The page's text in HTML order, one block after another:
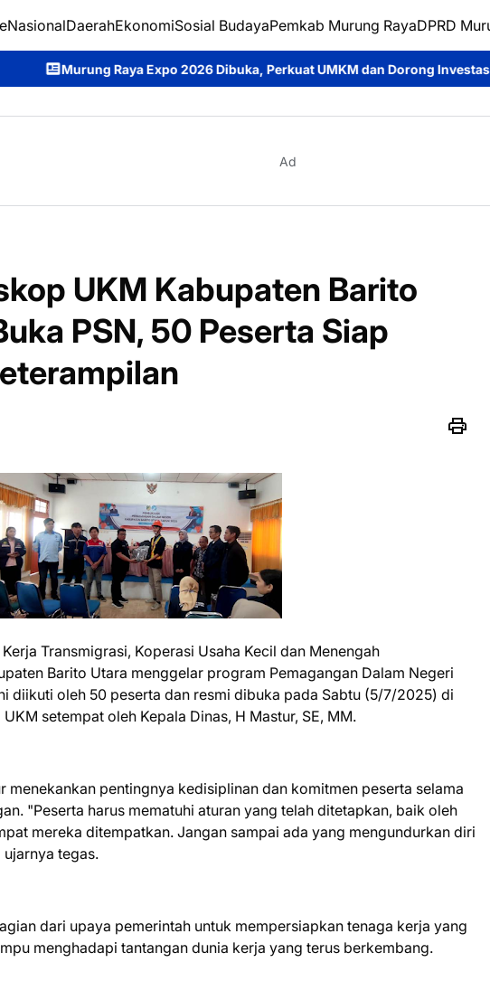
NasionalDaerahEkonomiSosial BudayaPemkab Murung RayaDPRD
Expo 2026 Dibuka, Perkuat UMKM dan Dorong Investasi Daerah Jumat
Ad
UKM Kabupaten Barito
PSN, 50 Peserta Siap
Transmigrasi, Koperasi Usaha Kecil dan Menengah
Barito Utara menggelar program Pemagangan Dalam Negeri
diikuti oleh 50 peserta dan resmi dibuka pada Sabtu (5/7/2025) di
setempat oleh Kepala Dinas, H Mastur, SE, MM.
menekankan pentingnya kedisiplinan dan komitmen peserta selama
"Peserta harus mematuhi aturan yang telah ditetapkan, baik oleh
mereka ditempatkan. Jangan sampai ada yang mengundurkan diri
tegas.
dari upaya pemerintah untuk mempersiapkan tenaga kerja yang
menghadapi tantangan dunia kerja yang terus berkembang.